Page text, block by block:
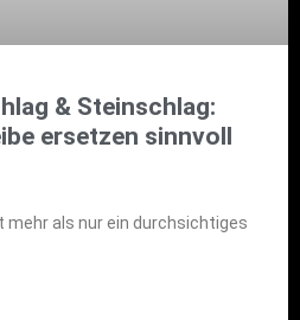
& Steinschlag:
ersetzen sinnvoll
mehr als nur ein durchsichtiges